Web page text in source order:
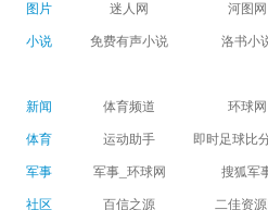
图片
迷人网 河图网
小说
免费有声小说 洛书小
新闻 体育频道 环球网
体育
运动助手
即时足球比
精准赛程赛
军事
军事_环球网 搜狐军
社区
百信之源 二佳资